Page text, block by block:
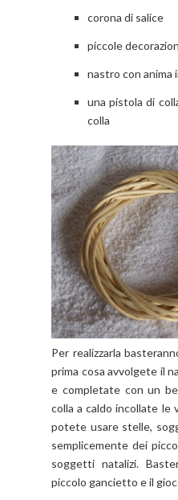
corona di salice
piccole
nastro con anima
una pistola di
colla
Per realizzarla
prima cosa avvolgete il
e completate con un
colla a caldo incollate le
potete usare stelle,
semplicemente dei
soggetti natalizi.
piccolo gancietto e il